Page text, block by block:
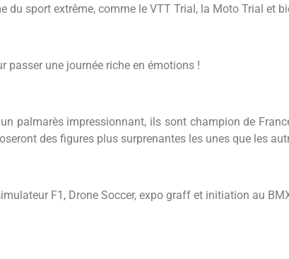
sport extrême, comme le VTT Trial, la Moto Trial et
passer une journée riche en émotions !
palmarès impressionnant, ils sont champion de
des figures plus surprenantes les unes que les
F1, Drone Soccer, expo graff et initiation au